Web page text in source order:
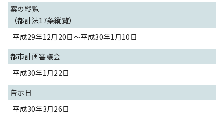
案の縦覧
（都計法17条縦覧）
平成29年12月20日～平成30年1月10日
都市計画審議会
平成30年1月22日
告示日
平成30年3月26日